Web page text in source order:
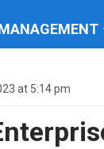
at 5:14 pm